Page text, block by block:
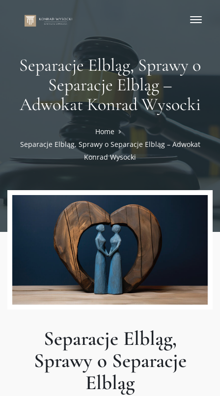
Separacje Elbląg, Sprawy o
Separacje Elbląg –
Adwokat Konrad Wysocki
Home
Separacje Elbląg, Sprawy o Separacje Elbląg – Adwokat
Konrad Wysocki
Separacje Elbląg,
Sprawy o Separacje
Elbląg